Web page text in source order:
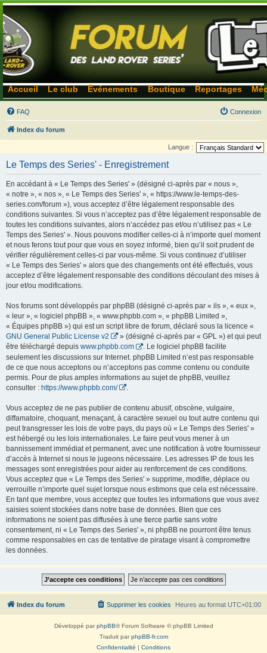
Accueil Le club Événements Boutique Reportages
FAQ Connexion
Index du forum
Langue :
Le Temps des Series' - Enregistrement
En accédant à « Le Temps des Series' » (désigné ci-après par « nous »,
« notre », « nos », « Le Temps des Series' », « https://www.le-temps-des-
series.com/forum »), vous acceptez d’être légalement responsable des
conditions suivantes. Si vous n’acceptez pas d’être légalement responsable de
toutes les conditions suivantes, alors n’accédez pas et/ou n’utilisez pas « Le
Temps des Series' ». Nous pouvons modifier celles-ci à n’importe quel moment
et nous ferons tout pour que vous en soyez informé, bien qu’il soit prudent de
vérifier régulièrement celles-ci par vous-même. Si vous continuez d’utiliser
« Le Temps des Series' » alors que des changements ont été effectués, vous
acceptez d’être légalement responsable des conditions découlant des mises à
jour et/ou modifications.
Nos forums sont développés par phpBB (désigné ci-après par « ils », « eux »,
« leur », « logiciel phpBB », « www.phpbb.com », « phpBB Limited »,
« Équipes phpBB ») qui est un script libre de forum, déclaré sous la licence «
GNU General Public License v2
» (désigné ci-après par « GPL ») et qui peut
être téléchargé depuis www.phpbb.com
. Le logiciel phpBB facilite
seulement les discussions sur Internet. phpBB Limited n’est pas responsable
de ce que nous acceptons ou n’acceptons pas comme contenu ou conduite
permis. Pour de plus amples informations au sujet de phpBB, veuillez
consulter : https://www.phpbb.com/
Vous acceptez de ne pas publier de contenu abusif, obscène, vulgaire,
diffamatoire, choquant, menaçant, à caractère sexuel ou tout autre contenu qui
peut transgresser les lois de votre pays, du pays où « Le Temps des Series' »
est hébergé ou les lois internationales. Le faire peut vous mener à un
bannissement immédiat et permanent, avec une notification à votre fournisseur
d’accès à Internet si nous le jugeons nécessaire. Les adresses IP de tous les
messages sont enregistrées pour aider au renforcement de ces conditions.
Vous acceptez que « Le Temps des Series' » supprime, modifie, déplace ou
verrouille n’importe quel sujet lorsque nous estimons que cela est nécessaire.
En tant que membre, vous acceptez que toutes les informations que vous avez
saisies soient stockées dans notre base de données. Bien que ces
informations ne soient pas diffusées à une tierce partie sans votre
consentement, ni « Le Temps des Series' », ni phpBB ne pourront être tenus
comme responsables en cas de tentative de piratage visant à compromettre
les données.
Index du forum Heures au format UTC+01:00
Supprimer les cookies
Développé parphpBB® Forum Software © phpBB Limited
Traduit parphpBB-fr.com
Confidentialité | Conditions